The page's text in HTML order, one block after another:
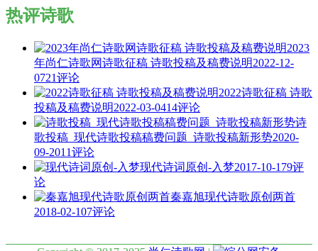
热评诗歌
2023
年尚仁诗歌网诗歌征稿 诗歌投稿及稿费说明2022-12-
0721评论
2022诗歌征稿 诗歌
投稿及稿费说明2022-03-0414评论
诗
歌投稿_现代诗歌投稿稿费问题_诗歌投稿新形势2020-
09-2011评论
现代诗词原创-入梦2017-10-179评
论
秦嘉旭现代诗歌原创两首
2018-02-107评论